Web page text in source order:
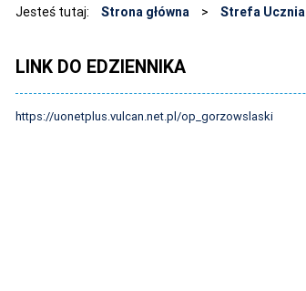
Jesteś tutaj: Strona główna > Strefa Ucznia
LINK DO EDZIENNIKA
https://uonetplus.vulcan.net.pl/op_gorzowslaski